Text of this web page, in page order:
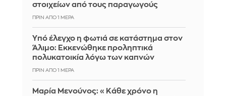
στοιχείων από τους παραγωγούς
ΠΡΙΝ ΑΠΌ 1 ΜΈΡΑ
Yπό έλεγχο η φωτιά σε κατάστημα στον
Άλιμο: Εκκενώθηκε προληπτικά
πολυκατοικία λόγω των καπνών
ΠΡΙΝ ΑΠΌ 1 ΜΈΡΑ
Μαρία Μενούνος: «Κάθε χρόνο η